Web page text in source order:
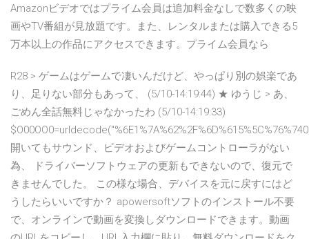
Amazonビデオではプライム会員は追加料金なしで数多くの映
画やTV番組が見放題です。また、レンタルまたは購入できる5
万本以上の作品にアクセスできます。プライム会員なら
R28 > ゲームはゲームで凄いんだけど、やっぱり別の娯楽であ
り、足りない部分もあって、 (5/10-14:19:44) ★ ゆうじ > あ、
ごめん全話無料じゃなかったわ (5/10-14:19:33)
開いてもサウンド、ビデオおよびゲームコントローラがない
為、 ドライバーソフトウェアの更新もできないので、復元で
きませんでした。 この様な場合、デバイスを元に戻すにはど
うしたらいいですか？ apowersoftソフトのインストール不要
で、オンラインで動画を変換しダウンロードできます。動画